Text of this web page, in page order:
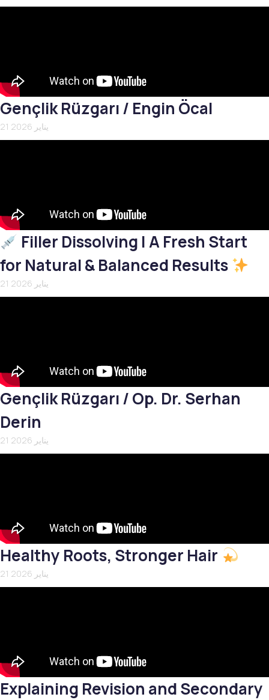
Gençlik Rüzgarı / Engin Öcal
21 يناير 2026
Filler Dissolving | A Fresh Start
for Natural & Balanced Results
21 يناير 2026
Gençlik Rüzgarı / Op. Dr. Serhan
Derin
21 يناير 2026
Healthy Roots, Stronger Hair
21 يناير 2026
Explaining Revision and Secondary